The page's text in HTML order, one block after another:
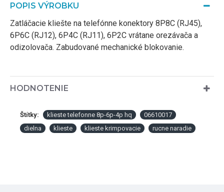
POPIS VÝROBKU
Zatláčacie kliešte na telefónne konektory 8P8C (RJ45),
6P6C (RJ12), 6P4C (RJ11), 6P2C vrátane orezávača a
odizolovača. Zabudované mechanické blokovanie.
HODNOTENIE
Štítky: klieste telefonne 8p-6p-4p hq
06610017
dielna
klieste klieste krimpovacie rucne naradie